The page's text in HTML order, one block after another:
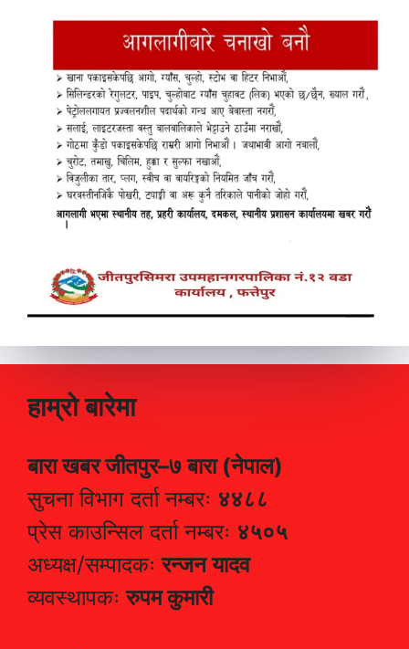
हाम्रो बारेमा
बारा खबर जीतपुर–७ बारा (नेपाल)
सुचना विभाग दर्ता नम्बरः ४४८८
प्रेस काउन्सिल दर्ता नम्बरः ४५०५
अध्यक्ष/सम्पादकःरन्जन यादव
व्यवस्थापकःरुपम कुमारी